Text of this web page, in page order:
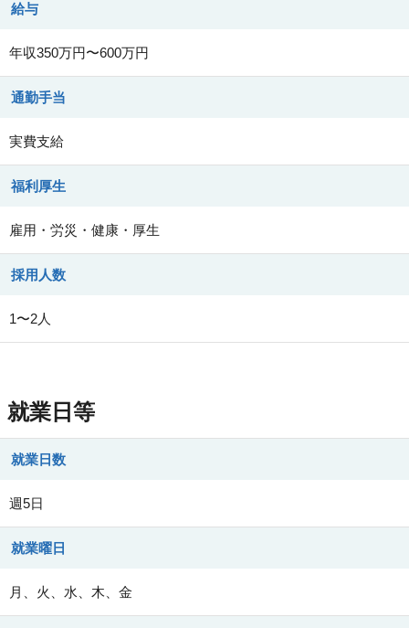
給与
年収350万円〜600万円
通勤手当
実費支給
福利厚生
雇用・労災・健康・厚生
採用人数
1〜2人
就業日等
就業日数
週5日
就業曜日
月、火、水、木、金